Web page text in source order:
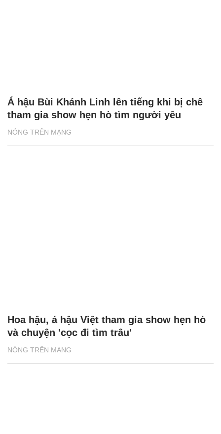
NÓNG TRÊN MẠNG
Á hậu Bùi Khánh Linh lên tiếng khi bị chê
tham gia show hẹn hò tìm người yêu
NÓNG TRÊN MẠNG
Hoa hậu, á hậu Việt tham gia show hẹn hò
và chuyện 'cọc đi tìm trâu'